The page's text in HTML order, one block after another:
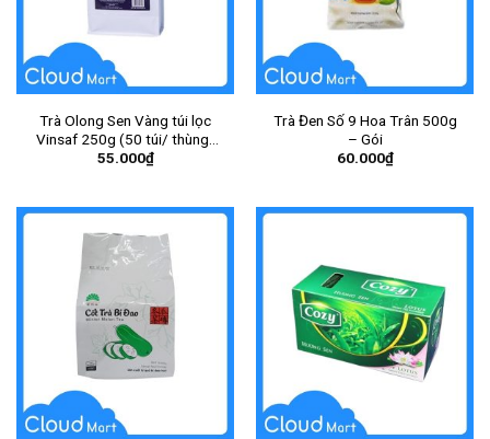
Trà Olong Sen Vàng túi lọc
Vinsaf 250g (50 túi/ thùng)
(Gói) – Gói
55.000₫
Trà Đen Số 9 Hoa Trân 500g
– Gói
60.000₫